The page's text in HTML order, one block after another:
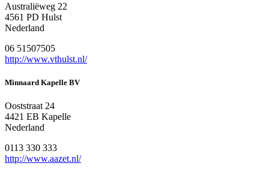
Australiëweg 22
4561 PD Hulst
Nederland
06 51507505
http://www.vthulst.nl/
Minnaard Kapelle BV
Ooststraat 24
4421 EB Kapelle
Nederland
0113 330 333
http://www.aazet.nl/